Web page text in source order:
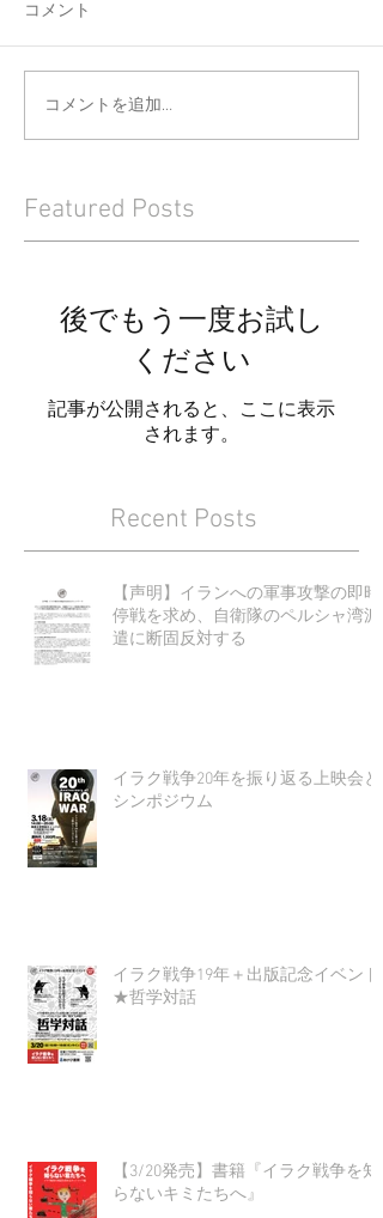
コメント
コメントを追加…
Featured Posts
後でもう一度お試し
ください
記事が公開されると、ここに表示
されます。
Recent Posts
【声明】イランへの軍事攻撃の即時
停戦を求め、自衛隊のペルシャ湾派
遣に断固反対する
イラク戦争20年を振り返る上映会と
シンポジウム
イラク戦争19年＋出版記念イベント
★哲学対話
【3/20発売】書籍『イラク戦争を知
らないキミたちへ』